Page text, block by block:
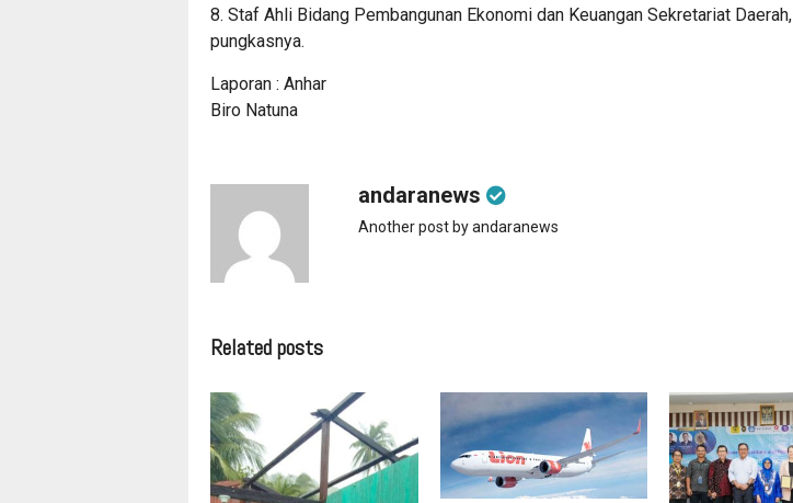
8. Staf Ahli Bidang Pembangunan Ekonomi dan Keuangan Sekretariat Daerah,
pungkasnya.
Laporan : Anhar
Biro Natuna
andaranews
Another post by andaranews
Related posts